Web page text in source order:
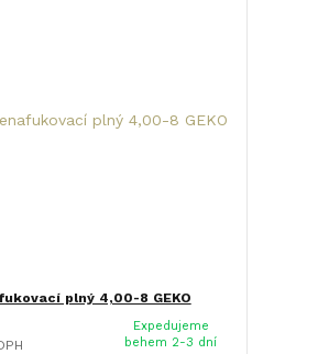
plný 4,00-8 GEKO
Expedujeme
behem 2-3 dní